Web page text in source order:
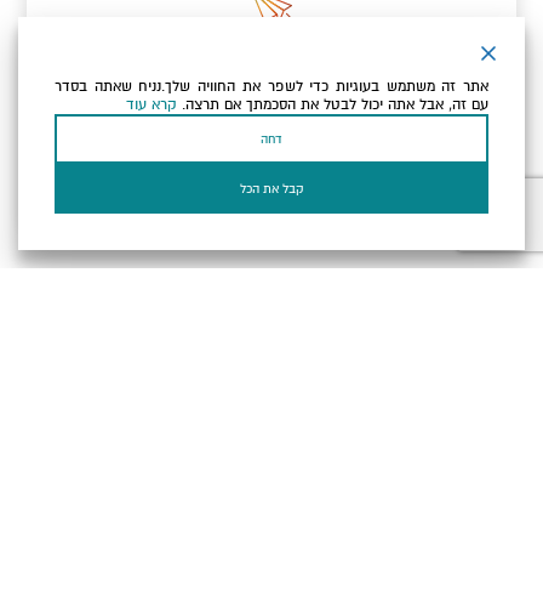
כתובת הדוא"ל שלך
אני מאשר/ת שקראתי ומסכים/הלמדיניות הפרטיות ולמדיניות
אתר זה משתמש בעוגיות כדי לשפר את החוויה שלך.נניח שאתה בסדר
עם זה, אבל אתה יכול לבטל את הסכמתך אם תרצה. קרא עוד
דחה
קבל את הכל